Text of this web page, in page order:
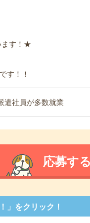
ます！★
す！！
遣社員が多数就業
応募す
」をクリック！